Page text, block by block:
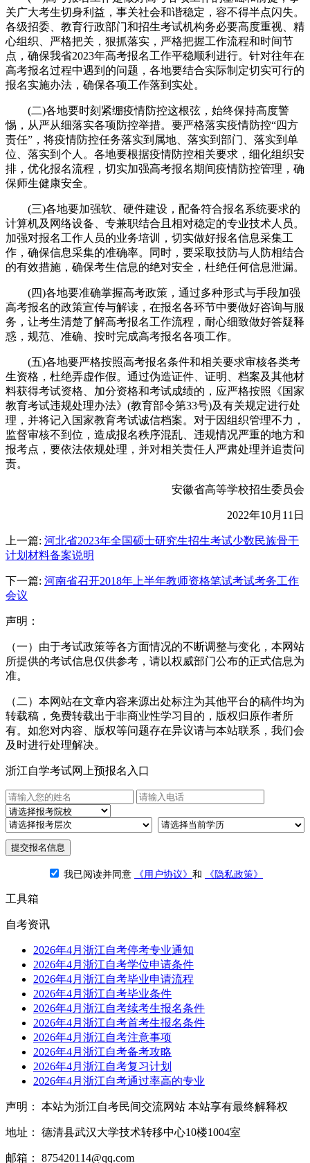
关广大考生切身利益，事关社会和谐稳定，容不得半点闪失。
各级招委、教育行政部门和招生考试机构务必要高度重视、精
心组织、严格把关，狠抓落实，严格把握工作流程和时间节
点，确保我省2023年高考报名工作平稳顺利进行。针对往年在
高考报名过程中遇到的问题，各地要结合实际制定切实可行的
报名实施办法，确保各项工作落到实处。
(二)各地要时刻紧绷疫情防控这根弦，始终保持高度警
惕，从严从细落实各项防控举措。要严格落实疫情防控“四方
责任”，将疫情防控任务落实到属地、落实到部门、落实到单
位、落实到个人。各地要根据疫情防控相关要求，细化组织安
排，优化报名流程，切实加强高考报名期间疫情防控管理，确
保师生健康安全。
(三)各地要加强软、硬件建设，配备符合报名系统要求的
计算机及网络设备、专兼职结合且相对稳定的专业技术人员。
加强对报名工作人员的业务培训，切实做好报名信息采集工
作，确保信息采集的准确率。同时，要采取技防与人防相结合
的有效措施，确保考生信息的绝对安全，杜绝任何信息泄漏。
(四)各地要准确掌握高考政策，通过多种形式与手段加强
高考报名的政策宣传与解读，在报名各环节中要做好咨询与服
务，让考生清楚了解高考报名工作流程，耐心细致做好答疑释
惑，规范、准确、按时完成高考报名各项工作。
(五)各地要严格按照高考报名条件和相关要求审核各类考
生资格，杜绝弄虚作假。通过伪造证件、证明、档案及其他材
料获得考试资格、加分资格和考试成绩的，应严格按照《国家
教育考试违规处理办法》(教育部令第33号)及有关规定进行处
理，并将记入国家教育考试诚信档案。对于因组织管理不力，
监督审核不到位，造成报名秩序混乱、违规情况严重的地方和
报考点，要依法依规处理，并对相关责任人严肃处理并追责问
责。
安徽省高等学校招生委员会
2022年10月11日
上一篇: 河北省2023年全国硕士研究生招生考试少数民族骨干
计划材料备案说明
下一篇: 河南省召开2018年上半年教师资格笔试考试考务工作
会议
声明：
（一）由于考试政策等各方面情况的不断调整与变化，本网站
所提供的考试信息仅供参考，请以权威部门公布的正式信息为
准。
（二）本网站在文章内容来源出处标注为其他平台的稿件均为
转载稿，免费转载出于非商业性学习目的，版权归原作者所
有。如您对内容、版权等问题存在异议请与本站联系，我们会
及时进行处理解决。
浙江自学考试网上预报名入口
提交报名信息
我已阅读并同意 《用户协议》 和 《隐私政策》
工具箱
自考资讯
2026年4月浙江自考停考专业通知
2026年4月浙江自考学位申请条件
2026年4月浙江自考毕业申请流程
2026年4月浙江自考毕业条件
2026年4月浙江自考续考生报名条件
2026年4月浙江自考首考生报名条件
2026年4月浙江自考注意事项
2026年4月浙江自考备考攻略
2026年4月浙江自考复习计划
2026年4月浙江自考通过率高的专业
声明： 本站为浙江自考民间交流网站 本站享有最终解释权
地址： 德清县武汉大学技术转移中心10楼1004室
邮箱： 875420114@qq.com